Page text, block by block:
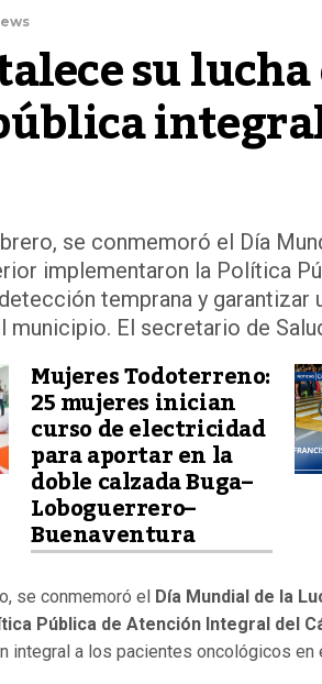
su
se conmemoró el Día
implementaron la Política
temprana y garantizar
El secretario de
Mujeres Todoterreno:
25 mujeres inician
curso de electricidad
para aportar en la
doble calzada Buga–
Loboguerrero–
Buenaventura
se conmemoró el Día Mundial de la
Pública de Atención Integral del
integral a los pacientes oncológicos en